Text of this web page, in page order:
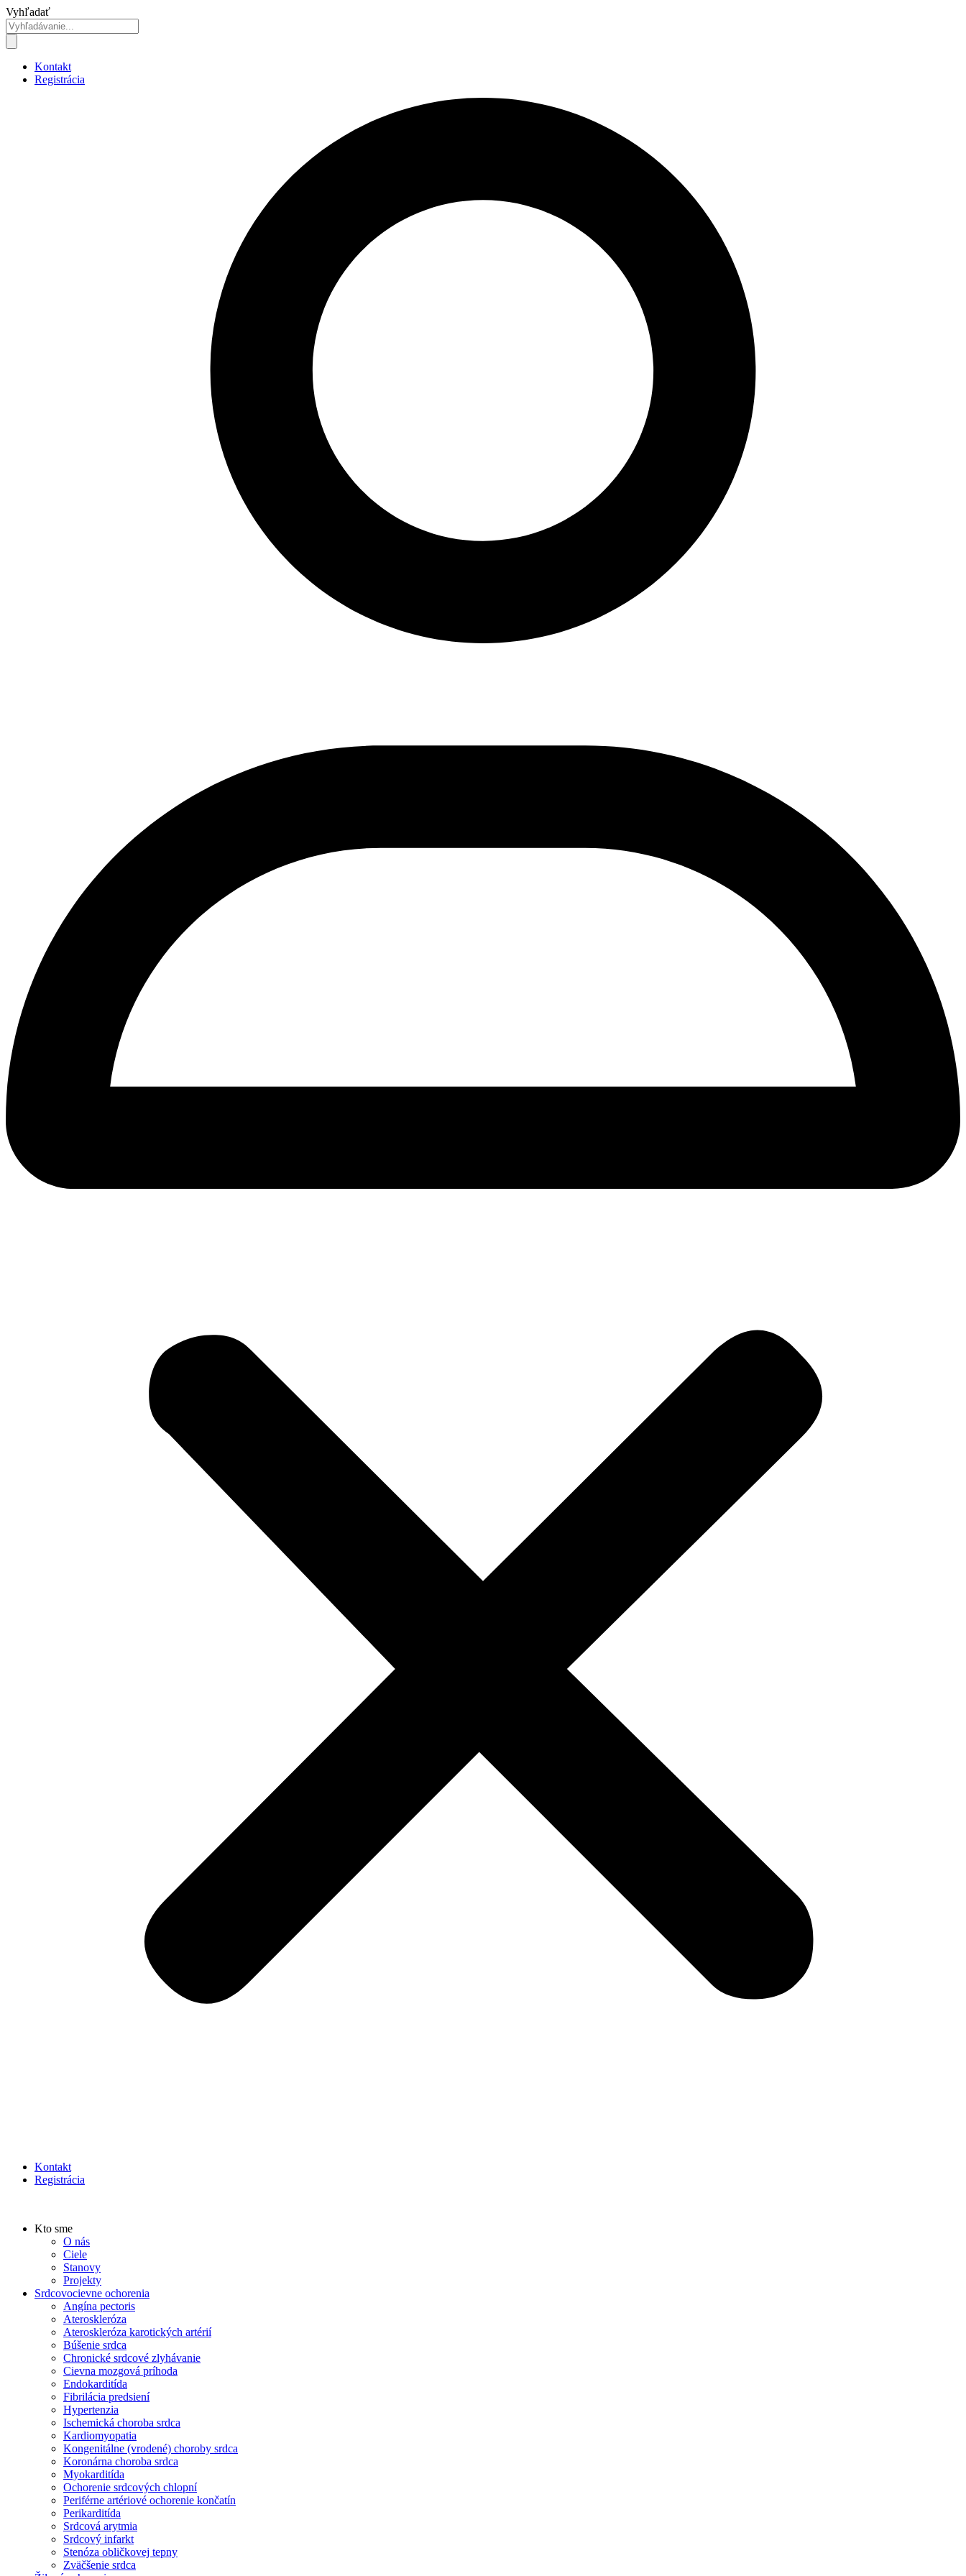
Preskočiť
na
obsah
Vyhľadať
Kontakt
Registrácia
Kontakt
Registrácia
Kto sme
O nás
Ciele
Stanovy
Projekty
Srdcovocievne ochorenia
Angína pectoris
Ateroskleróza
Ateroskleróza karotických artérií
Búšenie srdca
Chronické srdcové zlyhávanie
Cievna mozgová príhoda
Endokarditída
Fibrilácia predsiení
Hypertenzia
Ischemická choroba srdca
Kardiomyopatia
Kongenitálne (vrodené) choroby srdca
Koronárna choroba srdca
Myokarditída
Ochorenie srdcových chlopní
Periférne artériové ochorenie končatín
Perikarditída
Srdcová arytmia
Srdcový infarkt
Stenóza obličkovej tepny
Zväčšenie srdca